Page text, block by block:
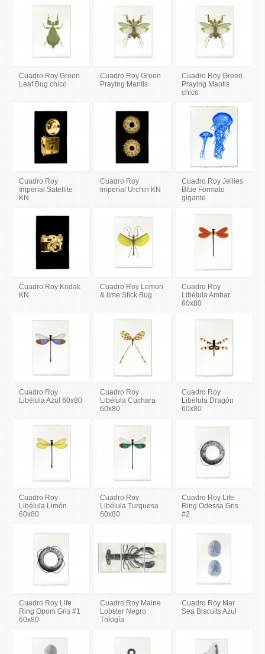
Cuadro Roy Green
Leaf Bug chico
Cuadro Roy Green
Praying Mantis
Cuadro Roy Green
Praying Mantis
chico
Cuadro Roy
Imperial Satellite
KN
Cuadro Roy
Imperial Urchin KN
Cuadro Roy Jellies
Blue Formato
gigante
Cuadro Roy Kodak
KN
Cuadro Roy Lemon
& lime Stick Bug
Cuadro Roy
Libélula Ambar
60x80
Cuadro Roy
Libélula Azul 60x80
Cuadro Roy
Libélula Cuchara
60x80
Cuadro Roy
Libélula Dragón
60x80
Cuadro Roy
Libélula Limón
60x80
Cuadro Roy
Libélula Turquesa
60x80
Cuadro Roy Life
Ring Odessa Gris
#2
Cuadro Roy Life
Ring Opom Gris #1
60x80
Cuadro Roy Maine
Lobster Negro
Trilogía
Cuadro Roy Mar
Sea Biscuits Azul